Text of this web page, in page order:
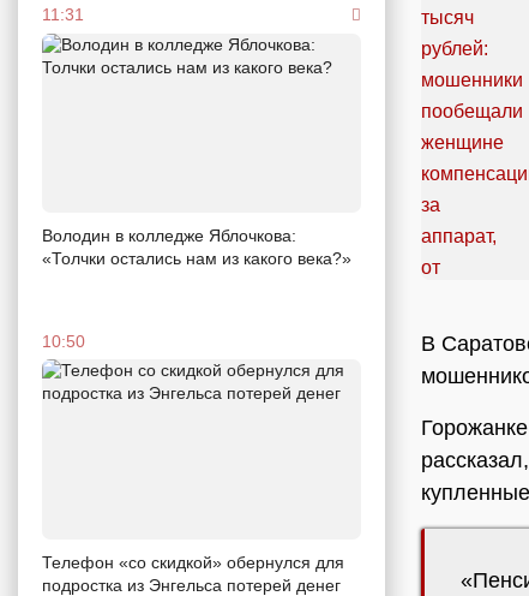
11:31
Володин в колледже Яблочкова:
«Толчки остались нам из какого века?»
10:50
Телефон «со скидкой» обернулся для
подростка из Энгельса потерей денег
В